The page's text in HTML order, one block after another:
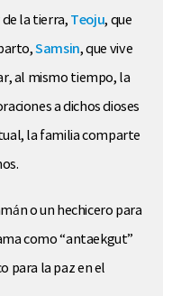
la tierra, Teoju, que
Samsin, que vive
al mismo tiempo, la
a dichos dioses
la familia comparte
o un hechicero para
como “antaekgut”
para la paz en el